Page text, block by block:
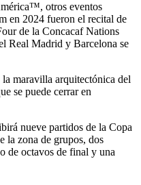
otros eventos
en 2024 fueron el recital de
de la Concacaf Nations
Real Madrid y Barcelona se
maravilla arquitectónica del
se puede cerrar en
nueve partidos de la Copa
la zona de grupos, dos
de octavos de final y una